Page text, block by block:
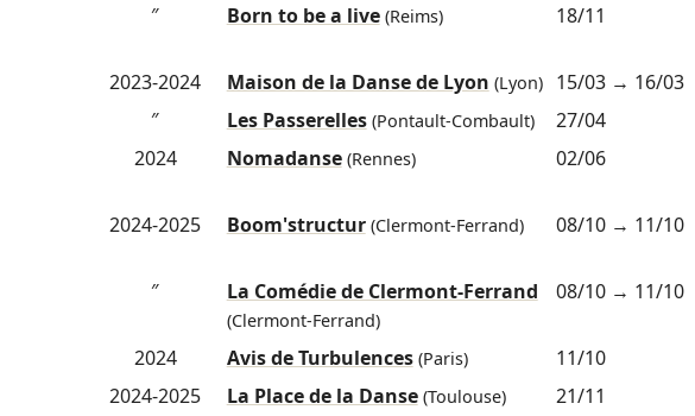
″
Born to be a live(Reims) 18/11
2023-2024
Maison de la Danse de Lyon (Lyon) 15/03→ 16/03
″ Les Passerelles(Pontault-Combault) 27/04
2024 Nomadanse(Rennes) 02/06
2024-2025 Boom'structur(Clermont-Ferrand) 08/10→ 11/10
″
La Comédie de Clermont-Ferrand
(Clermont-Ferrand)
08/10→ 11/10
2024 Avis de Turbulences(Paris) 11/10
2024-2025
La Place de la Danse(Toulouse) 21/11